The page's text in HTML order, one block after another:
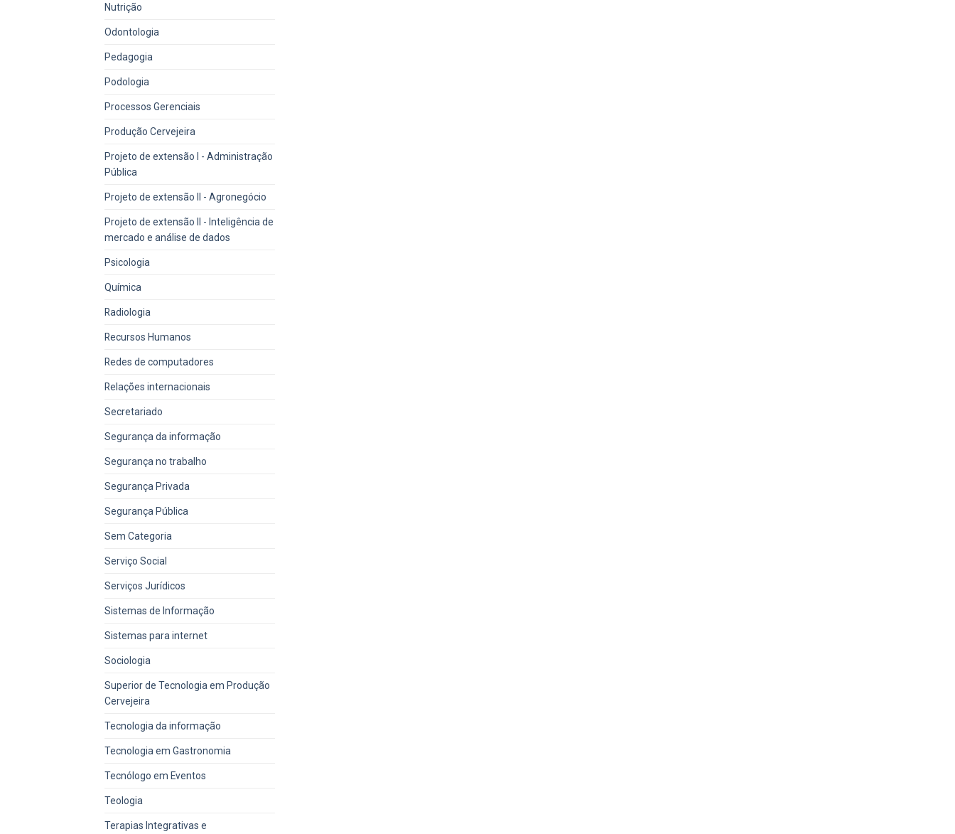
Nutrição
Odontologia
Pedagogia
Podologia
Processos Gerenciais
Produção Cervejeira
Projeto de extensão I - Administração
Pública
Projeto de extensão II - Agronegócio
Projeto de extensão II - Inteligência de
mercado e análise de dados
Psicologia
Química
Radiologia
Recursos Humanos
Redes de computadores
Relações internacionais
Secretariado
Segurança da informação
Segurança no trabalho
Segurança Privada
Segurança Pública
Sem Categoria
Serviço Social
Serviços Jurídicos
Sistemas de Informação
Sistemas para internet
Sociologia
Superior de Tecnologia em Produção
Cervejeira
Tecnologia da informação
Tecnologia em Gastronomia
Tecnólogo em Eventos
Teologia
Terapias Integrativas e